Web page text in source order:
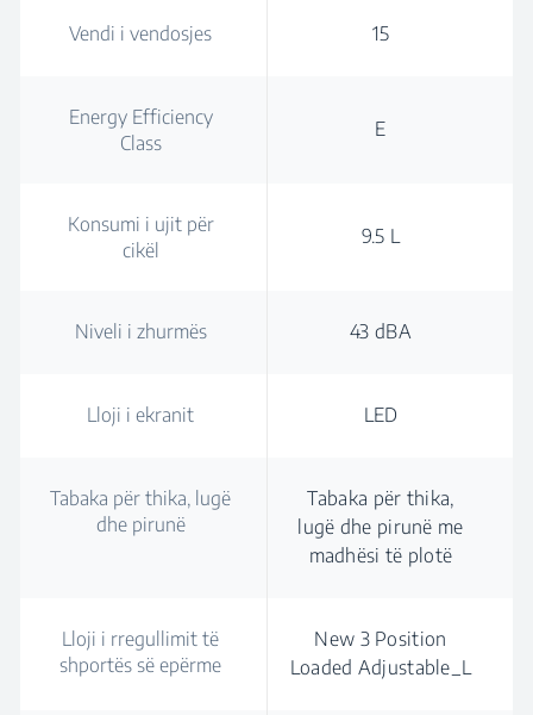
Vendi i vendosjes 15
Energy Efficiency
Class
E
Konsumi i ujit për
cikël
9.5 L
Niveli i zhurmës 43 dBA
Lloji i ekranit LED
Tabaka për thika, lugë
dhe pirunë
Tabaka për thika,
lugë dhe pirunë me
madhësi të plotë
Lloji i rregullimit të
shportës së epërme
New 3 Position
Loaded Adjustable_L